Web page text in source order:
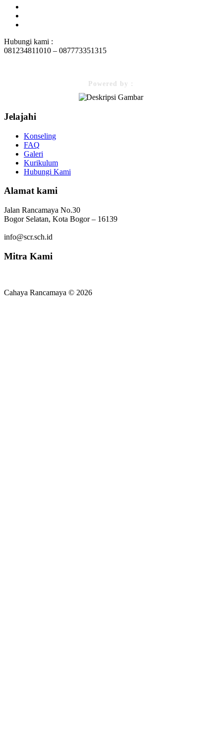
Hubungi kami :
081234811010 – 087773351315
Powered by :
Jelajahi
Konseling
FAQ
Galeri
Kurikulum
Hubungi Kami
Alamat kami
Jalan Rancamaya No.30
Bogor Selatan, Kota Bogor – 16139
info@scr.sch.id
Mitra Kami
Cahaya Rancamaya © 2026